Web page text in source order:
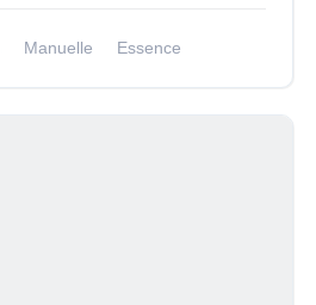
Manuelle Essence